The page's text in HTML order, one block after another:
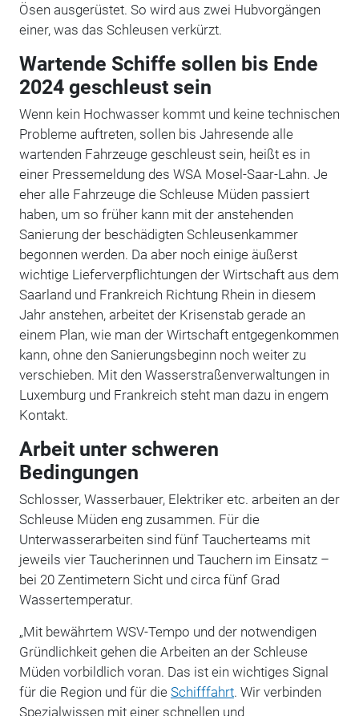
Ösen ausgerüstet. So wird aus zwei Hubvorgängen
einer, was das Schleusen verkürzt.
Wartende Schiffe sollen bis Ende
2024 geschleust sein
Wenn kein Hochwasser kommt und keine technischen
Probleme auftreten, sollen bis Jahresende alle
wartenden Fahrzeuge geschleust sein, heißt es in
einer Pressemeldung des WSA Mosel-Saar-Lahn. Je
eher alle Fahrzeuge die Schleuse Müden passiert
haben, um so früher kann mit der anstehenden
Sanierung der beschädigten Schleusenkammer
begonnen werden. Da aber noch einige äußerst
wichtige Lieferverpflichtungen der Wirtschaft aus dem
Saarland und Frankreich Richtung Rhein in diesem
Jahr anstehen, arbeitet der Krisenstab gerade an
einem Plan, wie man der Wirtschaft entgegenkommen
kann, ohne den Sanierungsbeginn noch weiter zu
verschieben. Mit den Wasserstraßenverwaltungen in
Luxemburg und Frankreich steht man dazu in engem
Kontakt.
Arbeit unter schweren
Bedingungen
Schlosser, Wasserbauer, Elektriker etc. arbeiten an der
Schleuse Müden eng zusammen. Für die
Unterwasserarbeiten sind fünf Taucherteams mit
jeweils vier Taucherinnen und Tauchern im Einsatz –
bei 20 Zentimetern Sicht und circa fünf Grad
Wassertemperatur.
„Mit bewährtem WSV-Tempo und der notwendigen
Gründlichkeit gehen die Arbeiten an der Schleuse
Müden vorbildlich voran. Das ist ein wichtiges Signal
für die Region und für die Schifffahrt. Wir verbinden
Spezialwissen mit einer schnellen und